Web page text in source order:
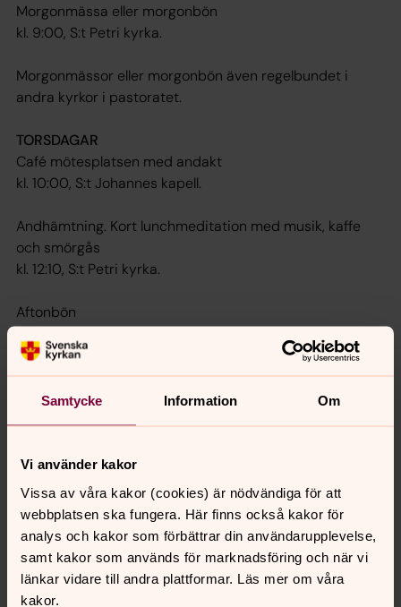
Samtycke Information Om
Vi använder kakor
Vissa av våra kakor (cookies) är nödvändiga för att
webbplatsen ska fungera. Här finns också kakor för
analys och kakor som förbättrar din användarupplevelse,
samt kakor som används för marknadsföring och när vi
länkar vidare till andra plattformar. Läs mer om våra
kakor.
Morgonmässa eller morgonbön
kl. 9:00, S:t Petri kyrka.
Morgonmässor eller morgonbön även regelbundet i
andra kyrkor i pastoratet.
TORSDAGAR
Café mötesplatsen med andakt
kl. 10:00, S:t Johannes kapell.
Andhämtning. Kort lunchmeditation med musik, kaffe
och smörgås
kl. 12:10, S:t Petri kyrka.
Aftonbön
kl. 19:00, prästgården i Hjorted.
SÖNDAGAR
Gudstjänster, mässor och högmässor i våra kyrkor runt
AKTUELLT PROGRAM
Se aktuellt program i vår kalender på
www.svenskakyrkan.se/sodratjust eller
i vårt månadsprogram.
Alla våra samlingar och träffar för barn, ungdomar och
daglediga hittar du på